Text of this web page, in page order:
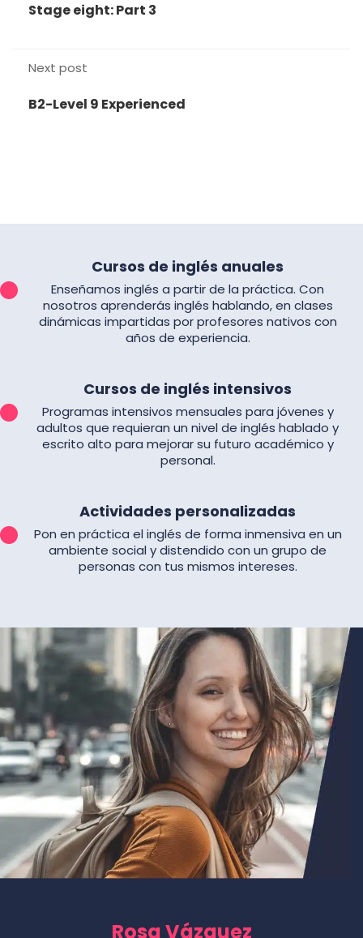
Stage eight: Part 3
Next post
B2-Level 9 Experienced
Cursos de inglés anuales
Enseñamos inglés a partir de la práctica. Con
nosotros aprenderás inglés hablando, en clases
dinámicas impartidas por profesores nativos con
años de experiencia.
Cursos de inglés intensivos
Programas intensivos mensuales para jóvenes y
adultos que requieran un nivel de inglés hablado y
escrito alto para mejorar su futuro académico y
personal.
Actividades personalizadas
Pon en práctica el inglés de forma inmensiva en un
ambiente social y distendido con un grupo de
personas con tus mismos intereses.
Rosa Vázquez